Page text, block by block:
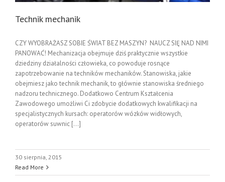
Technik mechanik
CZY WYOBRAŻASZ SOBIE ŚWIAT BEZ MASZYN? NAUCZ SIĘ NAD NIMI
PANOWAĆ! Mechanizacja obejmuje dziś praktycznie wszystkie
dziedziny działalności człowieka, co powoduje rosnące
zapotrzebowanie na techników mechaników. Stanowiska, jakie
obejmiesz jako technik mechanik, to głównie stanowiska średniego
nadzoru technicznego. Dodatkowo Centrum Kształcenia
Zawodowego umożliwi Ci zdobycie dodatkowych kwalifikacji na
specjalistycznych kursach: operatorów wózków widłowych,
operatorów suwnic [...]
30 sierpnia, 2015
Read More